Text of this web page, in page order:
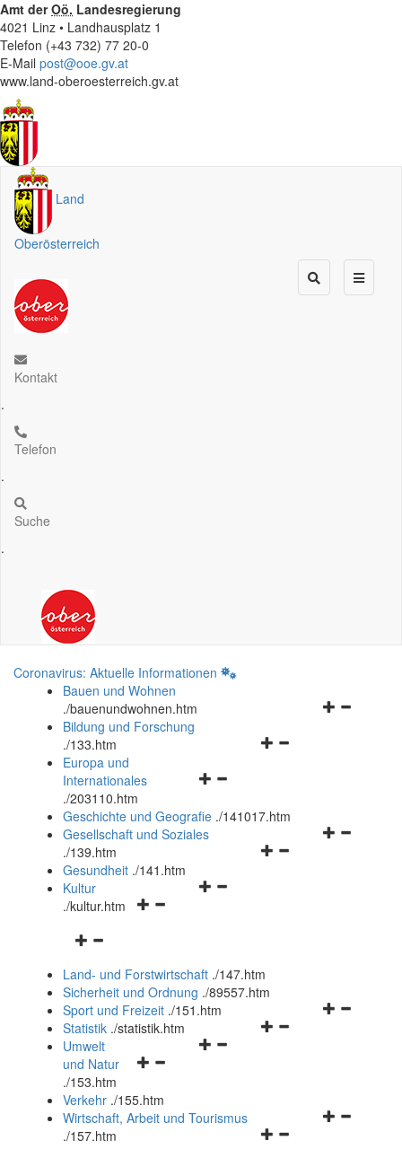
Amt derOö. Landesregierung
4021 Linz • Landhausplatz 1
Telefon (+43 732) 77 20-0
E-Mail post@ooe.gv.at
www.land-oberoesterreich.gv.at
Land
Oberösterreich
Kontakt
.
Telefon
.
Suche
.
Coronavirus: Aktuelle Informationen
Bauen und Wohnen
./bauenundwohnen.htm
Navigationsmenü
Bildung und Forschung
./133.htm
Navigationsmenü
und
schließen
Europa und
Internationales
./203110.htm
Geschichte und Geografie ./141017.htm
Navigationsmenü
Gesellschaft und Soziales
./139.htm
Navigationsmenü
Gesundheit ./141.htm
Navigationsmenü
Kultur
./kultur.htm
Navigationsmenü
und
schließen
Land- und Forstwirtschaft ./147.htm
Sicherheit und Ordnung ./89557.htm
Navigationsmenü
Sport und Freizeit ./151.htm
Navigationsmenü
Statistik ./statistik.htm
Navigationsmenü
und
schließen
Umwelt
und Natur
./153.htm
Verkehr ./155.htm
Navigationsmenü
Wirtschaft, Arbeit und Tourismus
./157.htm